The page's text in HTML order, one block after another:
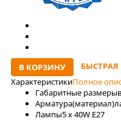
В КОРЗИНУ
ХарактеристикиПолное
Габаритные размеры
Арматура(материал)
Лaмпы5 x 40W E27